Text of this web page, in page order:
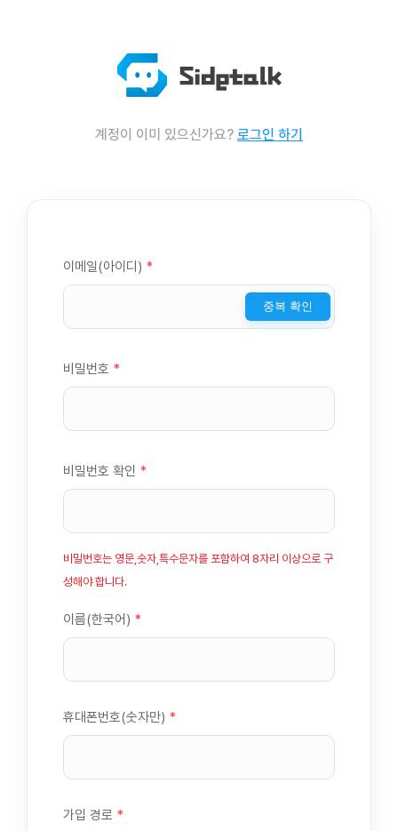
계정이 이미 있으신가요? 로그인 하기
이메일(아이디) *
중복 확인
비밀번호 *
비밀번호 확인 *
비밀번호는 영문,숫자,특수문자를 포함하여 8자리 이상으로 구
성해야 합니다.
이름(한국어) *
휴대폰번호(숫자만) *
가입 경로 *